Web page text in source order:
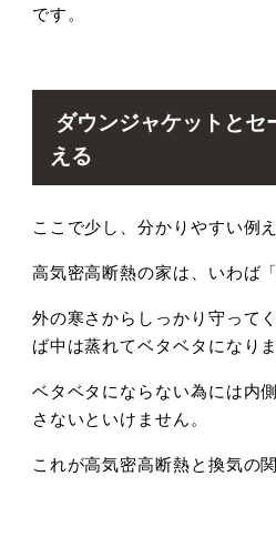
です。
ダウンジャケットとセ
える
ここで少し、分かりやすい例え
高気密高断熱の家は、いわば
外の寒さからしっかり守って
ば中は蒸れてベタベタになりま
ベタベタにならない為には内
さないといけません。
これが高気密高断熱と換気の関